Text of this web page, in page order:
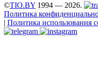
©TIO.BY 1994 — 2026.
Политика
| Политика использования